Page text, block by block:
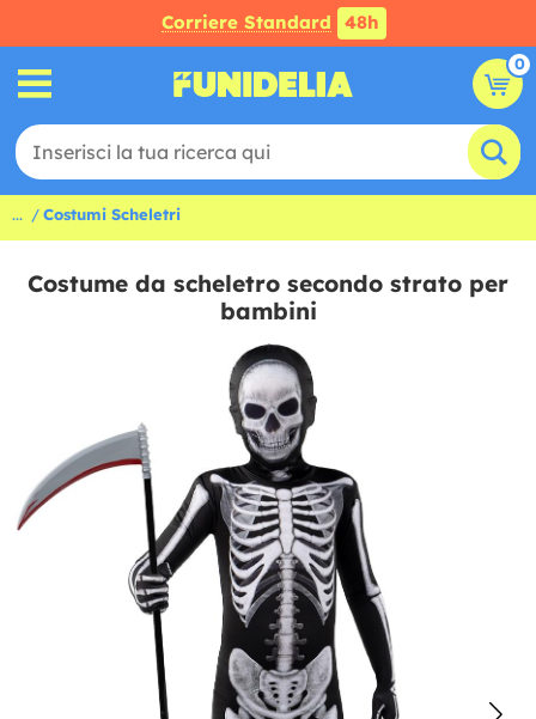
Corriere Standard 48h
0
... Costumi Scheletri
Costume da scheletro secondo strato per
bambini